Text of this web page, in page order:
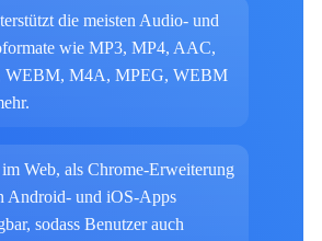
die meisten Audio- und
wie MP3, MP4, AAC,
WEBM, M4A, MPEG, WEBM
Web, als Chrome-Erweiterung
Android- und iOS-Apps
sodass Benutzer auch